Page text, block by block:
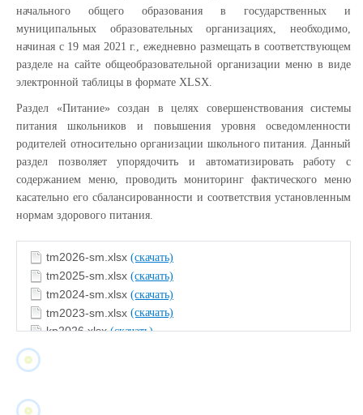
начального общего образования в государственных и
муниципальных образовательных организациях, необходимо,
начиная с 19 мая 2021 г., ежедневно размещать в соответствующем
разделе на сайте общеобразовательной организации меню в виде
электронной таблицы в формате XLSX.
Раздел «Питание» создан в целях совершенствования системы
питания школьников и повышения уровня осведомленности
родителей относительно организации школьного питания. Данный
раздел позволяет упорядочить и автоматизировать работу с
содержанием меню, проводить мониторинг фактического меню
касательно его сбалансированности и соответствия установленным
нормам здорового питания.
tm2026-sm.xlsx (скачать)
tm2025-sm.xlsx (скачать)
tm2024-sm.xlsx (скачать)
tm2023-sm.xlsx (скачать)
kp2026.xlsx(скачать)